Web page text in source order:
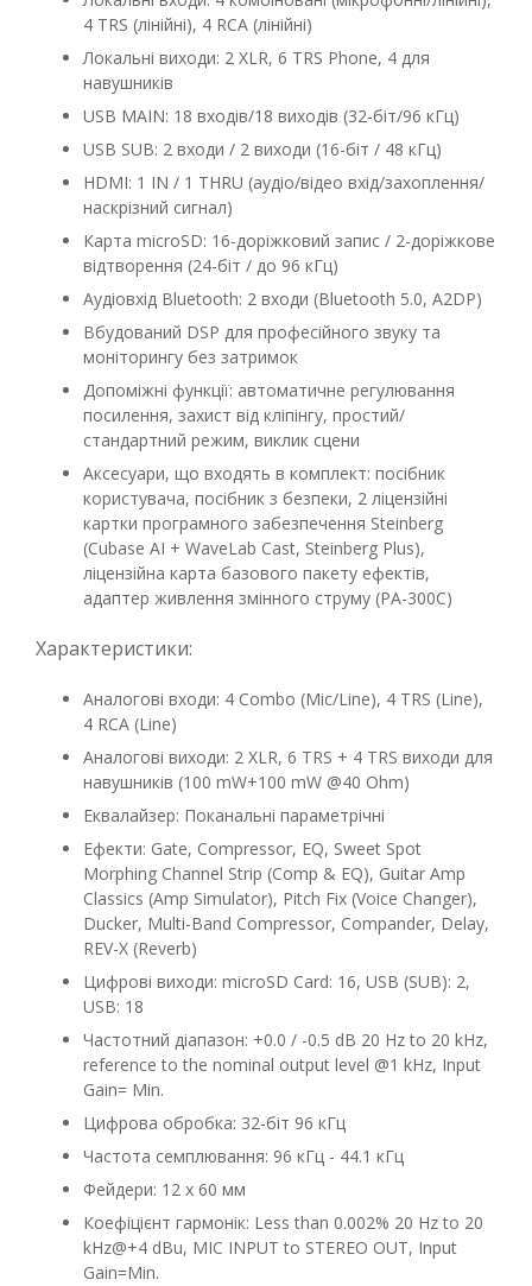
4 TRS (лінійні), 4 RCA (лінійні)
Локальні виходи: 2 XLR, 6 TRS Phone, 4 для
навушників
USB MAIN: 18 входів/18 виходів (32-біт/96 кГц)
USB SUB: 2 входи / 2 виходи (16-біт / 48 кГц)
HDMI: 1 IN / 1 THRU (аудіо/відео вхід/захоплення/
наскрізний сигнал)
Карта microSD: 16-доріжковий запис / 2-доріжкове
відтворення (24-біт / до 96 кГц)
Аудіовхід Bluetooth: 2 входи (Bluetooth 5.0, A2DP)
Вбудований DSP для професійного звуку та
моніторингу без затримок
Допоміжні функції: автоматичне регулювання
посилення, захист від кліпінгу, простий/
стандартний режим, виклик сцени
Аксесуари, що входять в комплект: посібник
користувача, посібник з безпеки, 2 ліцензійні
картки програмного забезпечення Steinberg
(Cubase AI + WaveLab Cast, Steinberg Plus),
ліцензійна карта базового пакету ефектів,
адаптер живлення змінного струму (PA-300C)
Характеристики:
Аналогові входи: 4 Combo (Mic/Line), 4 TRS (Line),
4 RCA (Line)
Аналогові виходи: 2 XLR, 6 TRS + 4 TRS виходи для
навушників (100 mW+100 mW @40 Ohm)
Еквалайзер: Поканальні параметрічні
Ефекти: Gate, Compressor, EQ, Sweet Spot
Morphing Channel Strip (Comp & EQ), Guitar Amp
Classics (Amp Simulator), Pitch Fix (Voice Changer),
Ducker, Multi-Band Compressor, Compander, Delay,
REV-X (Reverb)
Цифрові виходи: microSD Card: 16, USB (SUB): 2,
USB: 18
Частотний діапазон: +0.0 / -0.5 dB 20 Hz to 20 kHz,
reference to the nominal output level @1 kHz, Input
Gain= Min.
Цифрова обробка: 32-біт 96 кГц
Частота семплювання: 96 кГц - 44.1 кГц
Фейдери: 12 x 60 мм
Коефіцієнт гармонік: Less than 0.002% 20 Hz to 20
kHz@+4 dBu, MIC INPUT to STEREO OUT, Input
Gain=Min.